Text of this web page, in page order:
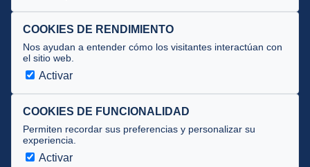
Documentos
Cursos
Circulares oficiales
Convocatorias y Equipaciones
Av. José Atarés 101, semisótano. 50018 Zaragoza
COOKIES DE RENDIMIENTO
Nos ayudan a entender cómo los visitantes interactúan con
el sitio web.
Activar
COOKIES DE FUNCIONALIDAD
Permiten recordar sus preferencias y personalizar su
experiencia.
Activar